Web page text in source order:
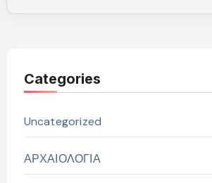
Categories
Uncategorized
ΑΡΧΑΙΟΛΟΓΙΑ